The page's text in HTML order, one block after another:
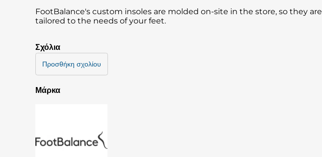
FootBalance's custom insoles are molded on-site in the store, so they are
tailored to the needs of your feet.
Σχόλια
Προσθήκη σχολίου
Μάρκα